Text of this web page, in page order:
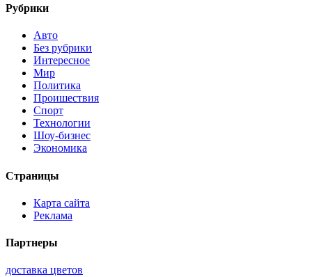
Рубрики
Авто
Без рубрики
Интересное
Мир
Политика
Проишествия
Спорт
Технологии
Шоу-бизнес
Экономика
Страницы
Карта сайта
Реклама
Партнеры
доставка цветов